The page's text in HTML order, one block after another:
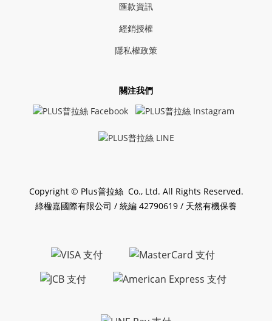
匯款資訊
經銷授權
隱私權政策
關注我們
Copyright © Plus普拉絲 Co., Ltd. All Rights Reserved.
綠楹嘉國際有限公司 / 統編 42790619 / 天然有機保養